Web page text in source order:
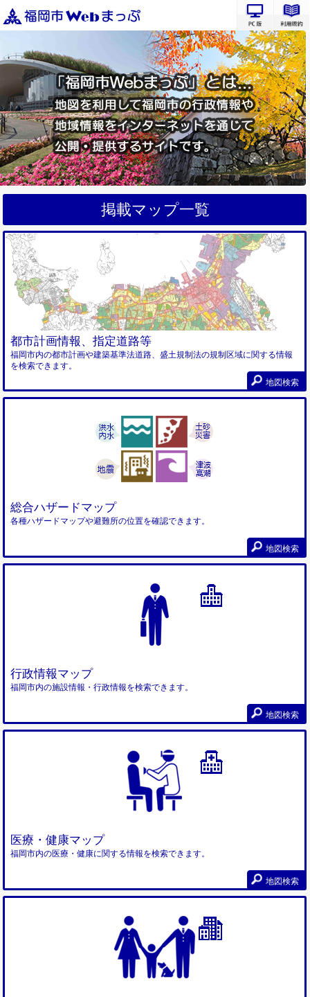
PC版サ
掲載マップ一覧
都市計画情報、指定道路等
福岡市内の都市計画や建築基準法道路、盛土規制法の規制区域に関する情報
を検索できます。
地図検索
総合ハザードマップ
各種ハザードマップや避難所の位置を確認できます。
地図検索
行政情報マップ
福岡市内の施設情報・行政情報を検索できます。
地図検索
医療・健康マップ
福岡市内の医療・健康に関する情報を検索できます。
地図検索